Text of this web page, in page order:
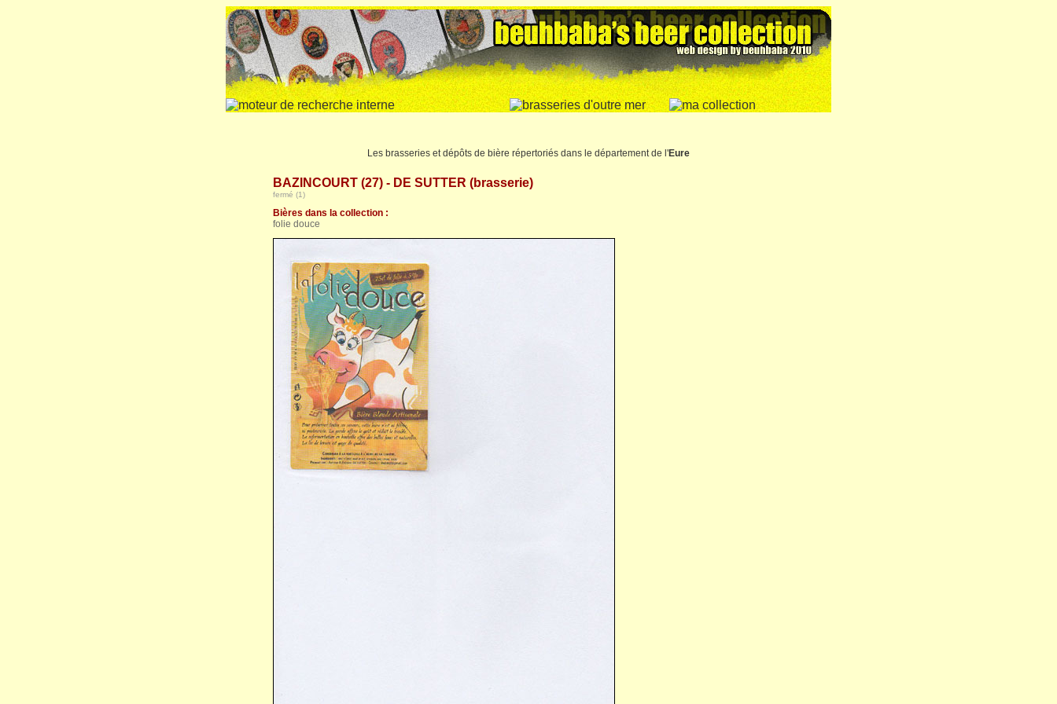
Les brasseries et dépôts de bière répertoriés dans le département de l'Eure
BAZINCOURT (27) - DE SUTTER (brasserie)
fermé (1)
Bières dans la collection :
folie douce